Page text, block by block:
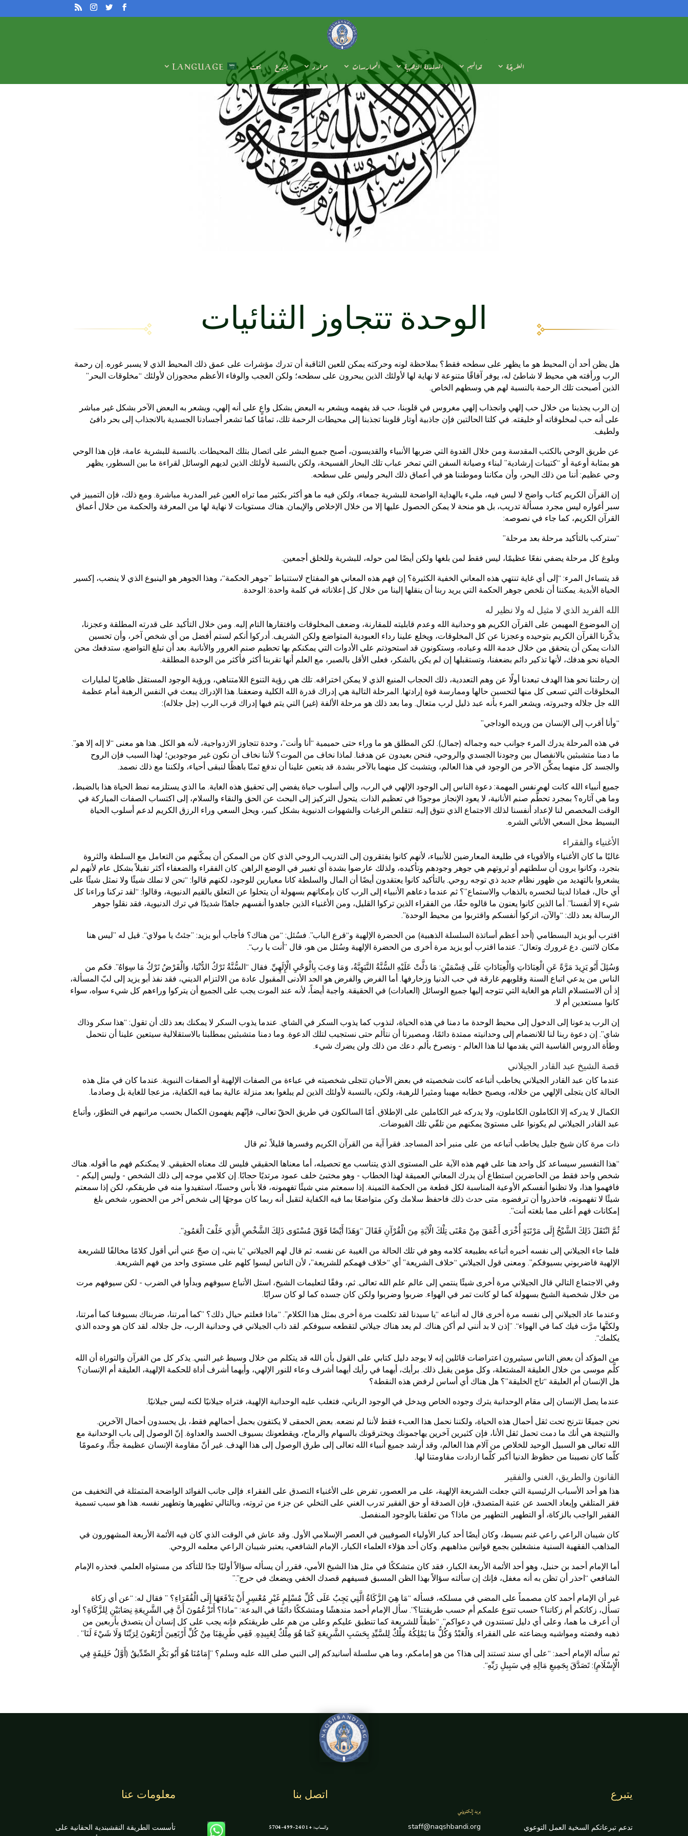
الطريقة تعاليم السلسلة الذهبية الممارسات موارد يتبرع يبحث LANGUAGE
الوحدة تتجاوز الثنائيات
هل يظن أحد أن المحيط هو ما يظهر على سطحه فقط؟ بملاحظة لونه وحركته يمكن للعين الثاقبة أن تدرك مؤشرات على عمق ذلك المحيط الذي لا يسبر غوره. إن رحمة
الرب ورأفته هي محيط لا شاطئ له، يوفر آفاقًا متنوعة لا نهاية لها لأولئك الذين يبحرون على سطحه؛ ولكن العجب والوفاء الأعظم محجوزان لأولئك “مخلوقات البحر”
الذين أصبحت تلك الرحمة بالنسبة لهم هي وسطهم الخاص.
إن الرب يجذبنا من خلال حب إلهي وانجذاب إلهي مغروس في قلوبنا، حب قد يفهمه ويشعر به البعض بشكل واعٍ على أنه إلهي، ويشعر به البعض الآخر بشكل غير مباشر
على أنه حب لمخلوقاته أو خليقته. في كلتا الحالتين فإن جاذبية أوتار قلوبنا تجذبنا إلى محيطات الرحمة تلك، تمامًا كما تشعر أجسادنا الجسدية بالانجذاب إلى بحر دافئ
ولطيف.
عن طريق الوحي بالكتب المقدسة ومن خلال القدوة التي ضربها الأنبياء والقديسون، أصبح جميع البشر على اتصال بتلك المحيطات. بالنسبة للبشرية عامة، فإن هذا الوحي
هو بمثابة أوعية أو “كتيبات إرشادية” لبناء وصيانة السفن التي تمخر عباب تلك البحار الفسيحة، ولكن بالنسبة لأولئك الذين لديهم الوسائل لقراءة ما بين السطور، يظهر
وحي عظيم: أننا من ذلك البحر، وأن مكاننا وموطننا هو في أعماق ذلك البحر وليس على سطحه.
إن القرآن الكريم كتاب واضح لا لبس فيه، مليء بالهداية الواضحة للبشرية جمعاء، ولكن فيه ما هو أكثر بكثير مما تراه العين غير المدربة مباشرة. ومع ذلك، فإن التمييز في
سبر أغواره ليس مجرد مسألة تدريب، بل هو منحة لا يمكن الحصول عليها إلا من خلال الإخلاص والإيمان. هناك مستويات لا نهاية لها من المعرفة والحكمة من خلال أعماق
القرآن الكريم، كما جاء في نصوصه:
“ستركب بالتأكيد مرحلة بعد مرحلة”
وبلوغ كل مرحلة يضفي نفعًا عظيمًا، ليس فقط لمن بلغها ولكن أيضًا لمن حوله، للبشرية وللخلق أجمعين.
قد يتساءل المرء: “إلى أي غاية تنتهي هذه المعاني الخفية الكثيرة؟ إن فهم هذه المعاني هو المفتاح لاستنباط ”جوهر الحكمة“، وهذا الجوهر هو الينبوع الذي لا ينضب، إكسير
الحياة الأبدية. يمكننا أن نلخص جوهر الحكمة التي يريد ربنا أن ينقلها إلينا من خلال كل إعلاناته في كلمة واحدة: الوحدة.
الله الفريد الذي لا مثيل له ولا نظير له
إن الموضوع المهيمن على القرآن الكريم هو وحدانية الله وعدم قابليته للمقارنة، وضعف المخلوقات وافتقارها التام إليه. ومن خلال التأكيد على قدرته المطلقة وعجزنا،
يذكّرنا القرآن الكريم بتوحيده وعجزنا عن كل المخلوقات، ويخلع علينا رداء العبودية المتواضع ولكن الشريف. أدركوا أنكم لستم أفضل من أي شخص آخر، وأن تحسين
الذات يمكن أن يتحقق من خلال خدمة الله وعباده، وستكونون قد استحوذتم على الأدوات التي يمكنكم بها تحطيم صنم الغرور والأنانية. بعد أن تبلغ التواضع، ستدفعك محن
الحياة نحو هدفك، لأنها تذكير دائم بضعفنا، وتستقبلها إن لم يكن بالشكر، فعلى الأقل بالصبر، مع العلم أنها تقربنا أكثر فأكثر من الوحدة المطلقة.
إن رحلتنا نحو هذا الهدف تبعدنا أولًا عن وهم التعددية، ذلك الحجاب المنيع الذي لا يمكن اختراقه. تلك هي رؤية التنوع اللامتناهي، ورؤية الوجود المستقل ظاهريًا لمليارات
المخلوقات التي تسعى كل منها لتحسين حالها وممارسة قوة إرادتها. المرحلة التالية هي إدراك قدرة الله الكلية وضعفنا. هذا الإدراك يبعث في النفس الرهبة أمام عظمة
الله جل جلاله وجبروته، ويشعر المرء بأنه عبد ذليل لرب متعال. وما بعد ذلك هو مرحلة الألفة (غير) التي يتم فيها إدراك قرب الرب (جل جلاله):
“وأنا أقرب إلى الإنسان من وريده الوداجي”
في هذه المرحلة يدرك المرء جوانب حبه وجماله (جمال). لكن المطلق هو ما وراء حتى حميمية “أنا وأنت”، وحدة تتجاوز الازدواجية، لأنه هو الكل. هذا هو معنى “لا إله إلا هو”.
ما دمنا متشبثين بالانفصال بين وجودنا الجسدي والروحي، فنحن بعيدون عن هدفنا. لماذا نخاف من الموت؟ لأننا نخاف أن نكون غير موجودين؛ لهذا السبب فإن الروح
والجسد كل منهما يمكِّن الآخر من الوجود في هذا العالم، ويتشبث كل منهما بالآخر بشدة. قد يتعين علينا أن ندفع ثمنًا باهظًا لنبقى أحياء، ولكننا مع ذلك نصمد.
جميع أنبياء الله كانت لهم نفس المهمة: دعوة الناس إلى الوجود الإلهي في الرب، وإلى أسلوب حياة يفضي إلى تحقيق هذه الغاية. ما الذي يستلزمه نمط الحياة هذا بالضبط،
وما هي آثاره؟ بمجرد تحطُّم صنم الأنانية، لا يعود الإنجاز موجودًا في تعظيم الذات. يتحول التركيز إلى البحث عن الحق والنقاء والسلام، إلى اكتساب الصفات المباركة في
الوقت المخصص لنا لإعداد أنفسنا لذلك الاجتماع الذي نتوق إليه. تتقلص الرغبات والشهوات الدنيوية بشكل كبير، ويحل السعي وراء الرزق الكريم لدعم أسلوب الحياة
البسيط محل السعي الأناني الشره.
الأغنياء والفقراء
غالبًا ما كان الأغنياء والأقوياء في طليعة المعارضين للأنبياء، لأنهم كانوا يفتقرون إلى التدريب الروحي الذي كان من الممكن أن يمكّنهم من التعامل مع السلطة والثروة
بتجرد، وكانوا يرون أن سلطتهم أو ثروتهم هي جوهر وجودهم وتأكيده، ولذلك عارضوا بشدة أي تغيير في الوضع الراهن. كان الفقراء والضعفاء أكثر تقبلاً بشكل عام لأنهم لم
يشعروا بالتهديد من ظهور نظام جديد ذي توجه روحي. بالتأكيد كانوا يعتقدون أيضًا أن المال والسلطة كانا معيارين للوجود، لكنهم قالوا: “نحن لا نملك شيئًا ولا نمثل شيئًا على
أي حال، فماذا لدينا لنخسره بالذهاب والاستماع”؟ ثم عندما دعاهم الأنبياء إلى الرب كان بإمكانهم بسهولة أن يتخلوا عن التعلق بالقيم الدنيوية، وقالوا: “لقد تركنا وراءنا كل
شيء إلا أنفسنا”. أما الذين كانوا يعنون ما قالوه حقًا، من الفقراء الذين تركوا القليل، ومن الأغنياء الذين جاهدوا أنفسهم جاهدًا شديدًا في ترك الدنيوية، فقد نقلوا جوهر
الرسالة بعد ذلك: “والآن، اتركوا أنفسكم واقتربوا من محيط الوحدة”.
اقترب أبو يزيد البسطامي (أحد أعظم أساتذة السلسلة الذهبية) من الحضرة الإلهية و“قرع الباب”. فسُئل: “من هناك؟ فأجاب أبو يزيد: ”جئتُ يا مولاي“. قيل له ”ليس هنا
مكان لاثنين. دع غرورك وتعال“. عندما اقترب أبو يزيد مرة أخرى من الحضرة الإلهية وسُئل من هو، قال ”أنت يا رب“.
وَسُئِلَ أَبُو يَزِيدَ مَرَّةً عَنِ الْعِبَادَاتِ وَالْعِبَادَاتِ عَلَى قِسْمَيْنِ: مَا دَلَّتْ عَلَيْهِ السُّنَّةُ النَّبَوِيَّةُ، وَمَا وَجَبَ بِالْوَحْيِ الْإِلَهِيِّ. فقال “السُّنَّةُ تَرْكُ الدُّنْيَا، وَالْفَرْضُ تَرْكُ مَا سِوَاهُ”. فكم من
الناس من يدعي اتباع السنة وقلوبهم غارقة في حب الدنيا وزخارفها. أما الفرض والفرض هو الحد الأدنى المقبول عادة من الالتزام الديني، فقد نفذ أبو يزيد إلى لبّ المسألة،
إذ أن الاستسلام التام هو الغاية التي تتوجه إليها جميع الوسائل (العبادات) في الحقيقة. واجبة أيضاً، لأنه عند الموت يجب على الجميع أن يتركوا وراءهم كل شيء سواه، سواء
كانوا مستعدين أم لا.
إن الرب يدعونا إلى الدخول إلى محيط الوحدة ما دمنا في هذه الحياة، لنذوب كما يذوب السكر في الشاي. عندما يذوب السكر لا يمكنك بعد ذلك أن تقول: “هذا سكر وذاك
شاي”. إن دعوة ربنا لنا للانضمام إلى وحدانيته ممتدة دائمًا، ومصيرنا أن نتألم حتى نستجيب لتلك الدعوة. وما دمنا متشبثين بمطلبنا بالاستقلالية سيتعين علينا أن نتحمل
وطأة الدروس القاسية التي يقدمها لنا هذا العالم - ونصرخ بألم. دعك من ذلك ولن يضرك شيء.
قصة الشيخ عبد القادر الجيلاني
عندما كان عبد القادر الجيلاني يخاطب أتباعه كانت شخصيته في بعض الأحيان تتجلى شخصيته في عباءة من الصفات الإلهية أو الصفات النبوية. عندما كان في مثل هذه
الحالة كان يتجلى الإلهي من خلاله، ويصبح خطابه مهيبا ومثيرا للرهبة، ولكن، بالنسبة لأولئك الذين لم يبلغوا بعد منزلة عالية بما فيه الكفاية، مزعجا للغاية بل وصادما.
الكمال لا يدركه إلا الكاملون الكاملون، ولا يدركه غير الكاملين على الإطلاق. أمّا السالكون في طريق الحقّ تعالى، فإنّهم يفهمون الكمال بحسب مراتبهم في التطوّر، وأتباع
عبد القادر الجيلاني لم يكونوا على مستوىً يمكنهم من تلقّي تلك الفيوضات.
ذات مرة كان شيخ جليل يخاطب أتباعه من على منبر أحد المساجد. فقرأ آية من القرآن الكريم وفسرها قليلاً. ثم قال
“هذا التفسير سيساعد كل واحد هنا على فهم هذه الآية على المستوى الذي يتناسب مع تحصيله، أما معناها الحقيقي فليس لك معناه الحقيقي. لا يمكنكم فهم ما أقوله. هناك
شخص واحد فقط من الحاضرين استطاع أن يدرك المعاني العميقة لهذا الخطاب - وهو مختبئ خلف عمود مرتديًا حجابًا. إن كلامي موجه إلى ذلك الشخص - وليس إليكم -
فافهموا هذا، ولا تظنوا أنفسكم الأوعية المناسبة لكل قطعة من الحكمة الثمينة. إذا سمعتم مني شيئًا تفهمونه، فلا بأس وحسنًا، استفيدوا منه في طريقكم، لكن إذا سمعتم
شيئًا لا تفهمونه، فاحذروا أن ترفضوه. متى حدث ذلك فاحفظ سلامك وكن متواضعًا بما فيه الكفاية لتقبل أنه ربما كان موجهًا إلى شخص آخر من الحضور، شخص بلغ
إمكانات فهم أعلى مما بلغته أنت”.
ثُمَّ انْتَقَلَ ذَلِكَ الشَّيْخُ إِلَى مَرْتَبَةٍ أُخْرَى أَعْمَقَ مِنْ مَعْنَى تِلْكَ الْآيَةِ مِنَ الْقُرْآنِ فَقَالَ “وَهَذَا أَيْضًا فَوْقَ مُسْتَوَى ذَلِكَ الشَّخْصِ الَّذِي خَلْفَ الْعَمُودِ”.
فلما جاء الجيلاني إلى نفسه أخبره أتباعه بطبيعة كلامه وهو في تلك الحالة من الغيبة عن نفسه. ثم قال لهم الجيلاني “يا بني، إن صحّ عني أني أقول كلامًا مخالفًا للشريعة
الإلهية فاضربوني بسيوفكم”. ومعنى قول الجيلاني “خلاف الشريعة” أي “خلاف فهمكم للشريعة”، لأن الناس ليسوا كلهم على مستوى واحد من فهم الشريعة.
وفي الاجتماع التالي قال الجيلاني مرة أخرى شيئًا ينتمي إلى عالم علم الله تعالى. ثم، وفقًا لتعليمات الشيخ، استل الأتباع سيوفهم وبدأوا في الضرب - لكن سيوفهم مرت
من خلال شخصية الشيخ بسهولة كما لو كانت تمر في الهواء. ضربوا وضربوا ولكن كان جسده كما لو كان سرابًا.
وعندما عاد الجيلاني إلى نفسه مرة أخرى قال له أتباعه “يا سيدنا لقد تكلمت مرة أخرى بمثل هذا الكلام”. “ماذا فعلتم حيال ذلك؟ ”كما أمرتنا، ضربناك بسيوفنا كما أمرتنا،
ولكنَّها مرَّت فيك كما في الهواء“. ”إذن لا بد أنني لم أكن هناك. لم يعد هناك جيلاني لتقطعه سيوفكم. لقد ذاب الجيلاني في وحدانية الرب، جل جلاله. لقد كان هو وحده الذي
يكلمك“.
من المؤكد أن بعض الناس سيثيرون اعتراضات قائلين إنه لا يوجد دليل كتابي على القول بأن الله قد يتكلم من خلال وسيط غير النبي. يذكر كل من القرآن والتوراة أن الله
كلَّم موسى من خلال العليقة المشتعلة، وكل مؤمن يقبل ذلك. برأيك، أيهما في رأيك أيهما أشرف وعاء للنور الإلهي، وأيهما أشرف أداة للحكمة الإلهية، العليقة أم الإنسان؟
هل الإنسان أم العليقة “تاج الخليقة”؟ هل هناك أي أساس لرفض هذه النقطة؟
عندما يصل الإنسان إلى مقام الوحدانية يترك وجوده الخاص ويدخل في الوجود الرباني، فتغلب عليه الوحدانية الإلهية، فتراه جيلانيًا لكنه ليس جيلانيًا.
نحن جميعًا نترنح تحت ثقل أحمال هذه الحياة، ولكننا نحمل هذا العبء فقط لأننا لم نضعه. بعض الحمقى لا يكتفون بحمل أحمالهم فقط، بل يحسدون أحمال الآخرين.
والنتيجة هي أنك ما دمت تحمل ثقل الأنا، فإن كثيرين آخرين يهاجمونك ويخترقونك بالسهام والرماح، ويقطعونك بسيوف الحسد والعداوة. إنّ الوصول إلى باب الوحدانية مع
الله تعالى هو السبيل الوحيد للخلاص من آلام هذا العالم، وقد أرشد جميع أنبياء الله تعالى إلى طرق الوصول إلى هذا الهدف. غير أنّ مقاومة الإنسان عظيمة جدًّا، وعمومًا
كلّما كان نصيبنا من حظوظ الدنيا أكبر كلّما ازدادت مقاومتنا لها.
القانون والطريق، الغني والفقير
هذا هو أحد الأسباب الرئيسية التي جعلت الشريعة الإلهية، على مر العصور، تفرض على الأغنياء التصدق على الفقراء. فإلى جانب الفوائد الواضحة المتمثلة في التخفيف من
فقر المتلقي وإبعاد الحسد عن عتبة المتصدق، فإن الصدقة أو حق الفقير تدرب الغني على التخلي عن جزء من ثروته، وبالتالي تطهيرها وتطهير نفسه. هذا هو سبب تسمية
الفقير الواجب بالزكاة، أو التطهير. التطهير من ماذا؟ من تعلقنا بالوجود المنفصل.
كان شيبان الراعي راعي غنم بسيط، وكان أيضًا أحد كبار الأولياء الصوفيين في العصر الإسلامي الأول. وقد عاش في الوقت الذي كان فيه الأئمة الأربعة المشهورون في
المذاهب الفقهية السنية منشغلين بجمع قوانين مذاهبهم. وكان أحد هؤلاء العلماء الكبار، الإمام الشافعي، يعتبر شيبان الراعي معلمه الروحي.
أما الإمام أحمد بن حنبل، وهو أحد الأئمة الأربعة الكبار، فقد كان متشككًا في مثل هذا الشيخ الأمي، فقرر أن يسأله سؤالاً أوليًا جدًا للتأكد من مستواه العلمي. فحذره الإمام
الشافعي “احذر أن تظن به أنه مغفل، فإنك إن سألته سؤالاً بهذا الظن المسبق فسيفهم قصدك الخفي ويضعك في حرج”.”
غير أن الإمام أحمد كان مصمماً على المضي في مسلكه، فسأله “مَا هِيَ الزَّكَاةُ الَّتِي يَجِبُ عَلَى كُلِّ مُسْلِمٍ غَيْرِ مُعْسِرٍ أَنْ يَدْفَعَهَا إِلَى الْفُقَرَاءِ؟ ” فقال له: “عن أي زكاة
تسأل، زكاتكم أم زكاتنا؟ حسب تنوع علمكم أم حسب طريقتنا؟”. سأل الإمام أحمد مندهشًا ومتشككًا دائمًا في البدعة: “ماذا؟ أَتَزْعُمُونَ أَنَّ فِي الشَّرِيعَةِ نِصَابَيْنِ لِلزَّكَاةِ؟ أود
أن أعرف ما هما، وعلى أي دليل تستندون في دعواكم”. “طبقاً للشريعة كما تنطبق عليكم وعلى من هم على طريقتكم فإنه يجب على كل إنسان أن يتصدق بأربعين من
ذهبه وفضته ومواشيه وبضاعته على الفقراء. وَالْعَبْدُ وَكُلُّ مَا يَمْلِكُهُ مِلْكٌ لِلسَّيِّدِ بِحَسَبِ الشَّرِيعَةِ كَمَا هُوَ مِلْكٌ لِعَبِيدِهِ. فَفِي طَرِيقِنَا مِنْ كُلِّ أَرْبَعِينَ أَرْبَعُونَ لِرَبِّنَا وَلَا شَيْءَ لَنَا” .
ثم سأله الإمام أحمد: “على أي سند تستند إلى هذا؟ من هو إمامكم، وما هي سلسلة أسانيدكم إلى النبي صلى الله عليه وسلم؟ ”إِمَامُنَا هُوَ أَبُو بَكْرٍ الصِّدِّيقُ (أَوَّلُ خَلِيفَةٍ فِي
الْإِسْلَامِ): تَصَدَّقَ بِجَمِيعِ مَالِهِ فِي سَبِيلِ رَبِّهِ“.
معلومات عنا
تأسست الطريقة النقشبندية الحقانية على
اتصل بنا
واتساب: +1 240-499-5704
بريد إلكتروني
staff@naqshbandi.org
يتبرع
تدعم تبرعاتكم السخية العمل التوعوي